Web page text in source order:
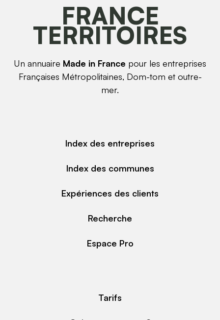
FRANCE
TERRITOIRES
Un annuaire Made in France pour les entreprises
Françaises Métropolitaines, Dom-tom et outre-
mer.
Index des entreprises
Index des communes
Expériences des clients
Recherche
Espace Pro
Tarifs